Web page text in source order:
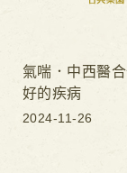
氣喘．中西醫
好的疾病
2024-11-26